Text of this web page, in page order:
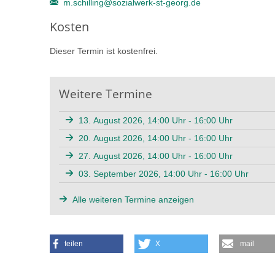
m.schilling@sozialwerk-st-georg.de
Kosten
Dieser Termin ist kostenfrei.
Weitere Termine
13. August 2026, 14:00 Uhr - 16:00 Uhr
20. August 2026, 14:00 Uhr - 16:00 Uhr
27. August 2026, 14:00 Uhr - 16:00 Uhr
03. September 2026, 14:00 Uhr - 16:00 Uhr
Alle weiteren Termine anzeigen
teilen X mail